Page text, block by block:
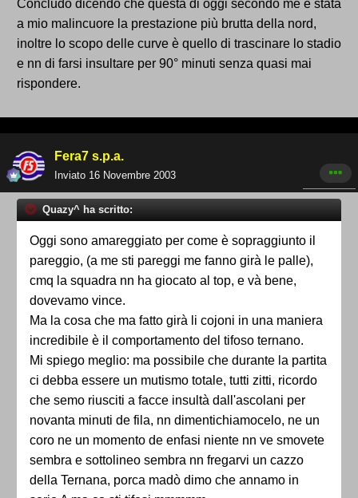
Concludo dicendo che questa di oggi secondo me è stata
a mio malincuore la prestazione più brutta della nord,
inoltre lo scopo delle curve è quello di trascinare lo stadio
e nn di farsi insultare per 90° minuti senza quasi mai
rispondere.
Fera7 s.p.a.
Inviato 16 Novembre 2003
Quazy^ ha scritto:
Oggi sono amareggiato per come è sopraggiunto il
pareggio, (a me sti pareggi me fanno girà le palle),
cmq la squadra nn ha giocato al top, e và bene,
dovevamo vince.
Ma la cosa che ma fatto girà li cojoni in una maniera
incredibile è il comportamento del tifoso ternano.
Mi spiego meglio: ma possibile che durante la partita
ci debba essere un mutismo totale, tutti zitti, ricordo
che semo riusciti a facce insultà dall'ascolani per
novanta minuti de fila, nn dimentichiamocelo, ne un
coro ne un momento de enfasi niente nn ve smovete
sembra e sottolineo sembra nn fregarvi un cazzo
della Ternana, porca madò dimo che annamo in